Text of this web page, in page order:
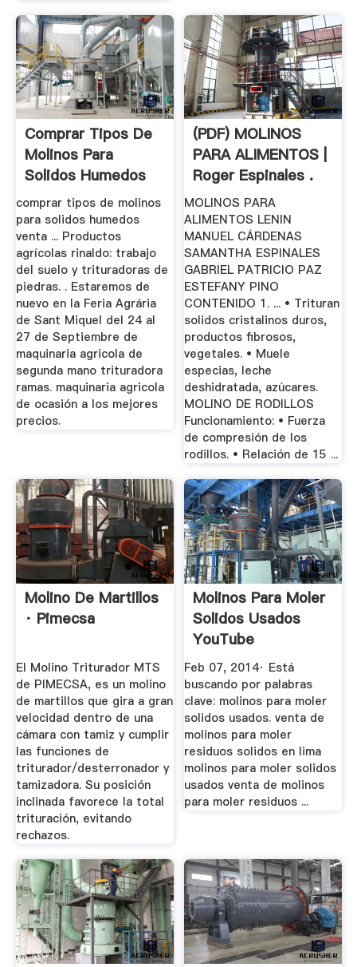
Comprar Tipos De
Molinos Para
Solidos Humedos
Venta
comprar tipos de molinos
para solidos humedos
venta ... Productos
agrícolas rinaldo: trabajo
del suelo y trituradoras de
piedras. . Estaremos de
nuevo en la Feria Agrária
de Sant Miquel del 24 al
27 de Septiembre de
maquinaria agricola de
segunda mano trituradora
ramas. maquinaria agricola
de ocasión a los mejores
precios.
(PDF) MOLINOS
PARA ALIMENTOS |
Roger Espinales .
MOLINOS PARA
ALIMENTOS LENIN
MANUEL CÁRDENAS
SAMANTHA ESPINALES
GABRIEL PATRICIO PAZ
ESTEFANY PINO
CONTENIDO 1. ... • Trituran
solidos cristalinos duros,
productos fibrosos,
vegetales. • Muele
especias, leche
deshidratada, azúcares.
MOLINO DE RODILLOS
Funcionamiento: • Fuerza
de compresión de los
rodillos. • Relación de 15 ...
Molino De Martillos
· Pimecsa
El Molino Triturador MTS
de PIMECSA, es un molino
de martillos que gira a gran
velocidad dentro de una
cámara con tamiz y cumplir
las funciones de
triturador/desterronador y
tamizadora. Su posición
inclinada favorece la total
trituración, evitando
rechazos.
Molinos Para Moler
Solidos Usados
YouTube
Feb 07, 2014· Está
buscando por palabras
clave: molinos para moler
solidos usados. venta de
molinos para moler
residuos solidos en lima
molinos para moler solidos
usados venta de molinos
para moler residuos ...